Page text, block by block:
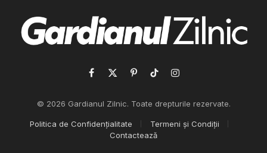
Facebook
X
PinterestTikTokInstagram
© 2026 Gardianul Zilnic. Toate drepturile rezervate.
Politica de Confidențialitate
Termeni și Condiții
Contactează